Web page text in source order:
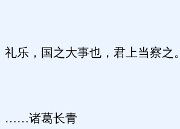
礼乐，国之大事也，君上当察之。
……诸葛长青